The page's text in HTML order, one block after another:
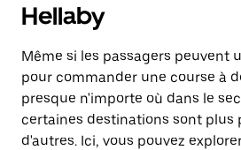
Hellaby
Même si les passagers peuvent
pour commander une course à
presque n'importe où dans le
certaines destinations sont plus
d'autres. Ici, vous pouvez